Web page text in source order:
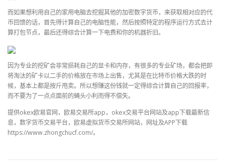
而如果想利用自己的家用电脑去挖掘其他的加密数字货币，来获取相对应的代
币回馈的话，首先得计算自己的电脑性能，然后按照特定的程序运行方式去计
算打包节点，最后还得综合计算一下电费和你的机器折旧。
因为专业的挖矿会非常损耗自己的显卡和内存，有很多的专业矿场，都会把即
将淘汰的矿卡以二手的价格放在市场上出售，尤其是在比特币价格大跌的时
候，基本上都是按斤甩卖。所以想赚这份钱就一定得综合计算自己的回报率，
而不要为了一点点面前的蝇头小利而得不偿失。
提供okex欧易官网，欧易交易所app，okex交易平台网站及app下载最新信
息，数字货币交易平台，欧易虚拟货币交易所网站，网址及APP下载
https://www.zhongchucf.com/。